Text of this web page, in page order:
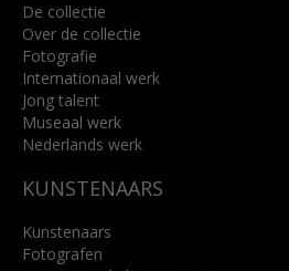
De collectie
Over de collectie
Fotografie
Internationaal werk
Jong talent
Museaal werk
Nederlands werk
KUNSTENAARS
Kunstenaars
Fotografen